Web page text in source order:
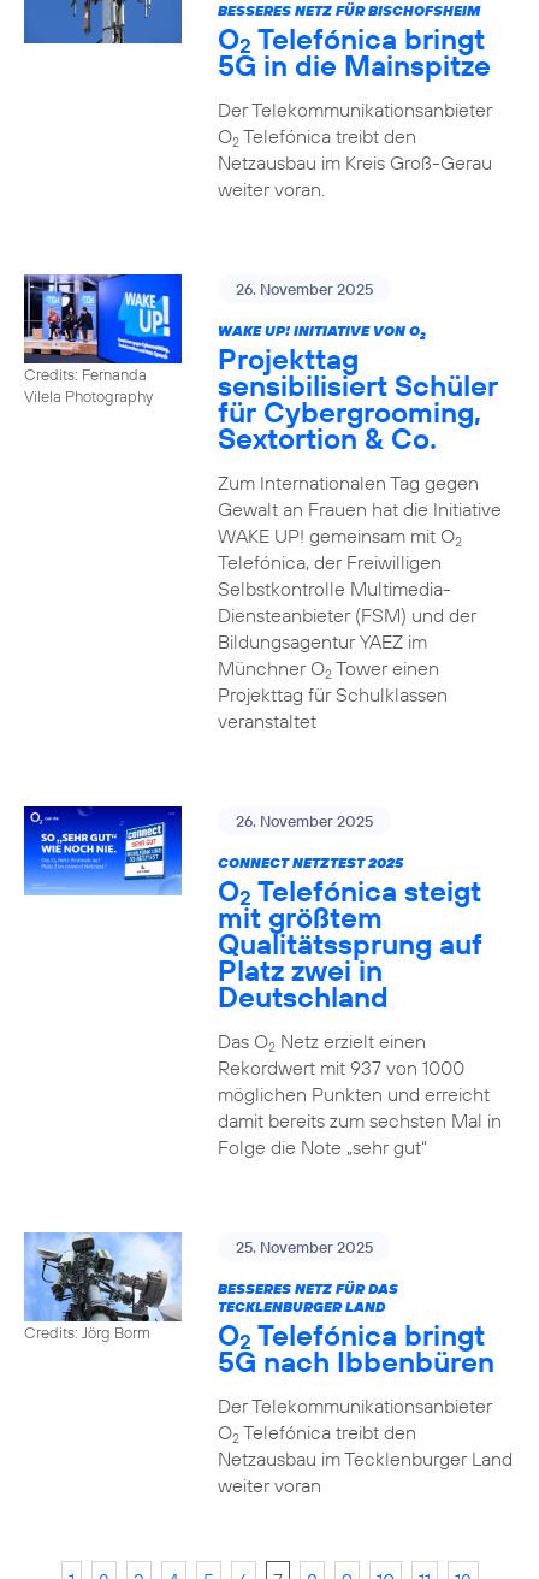
BESSERES NETZ FÜR BISCHOFSHEIM
O2 Telefónica bringt
5G in die Mainspitze
Der Telekommunikationsanbieter
O2Telefónica treibt den
Netzausbau im Kreis Groß-Gerau
weiter voran.
Credits: Fernanda
Vilela Photography
26. November 2025
WAKE UP! INITIATIVE VON O2
Projekttag
sensibilisiert Schüler
für Cybergrooming,
Sextortion & Co.
Zum Internationalen Tag gegen
Gewalt an Frauen hat die Initiative
WAKE UP! gemeinsam mit O2
Telefónica, der Freiwilligen
Selbstkontrolle Multimedia-
Diensteanbieter (FSM) und der
Bildungsagentur YAEZ im
Münchner O2Tower einen
Projekttag für Schulklassen
veranstaltet
26. November 2025
CONNECT NETZTEST 2025
O2 Telefónica steigt
mit größtem
Qualitätssprung auf
Platz zwei in
Deutschland
Das O2Netz erzielt einen
Rekordwert mit 937 von 1000
möglichen Punkten und erreicht
damit bereits zum sechsten Mal in
Folge die Note „sehr gut“
Credits: Jörg Borm
25. November 2025
BESSERES NETZ FÜR DAS
TECKLENBURGER LAND
O2 Telefónica bringt
5G nach Ibbenbüren
Der Telekommunikationsanbieter
O2Telefónica treibt den
Netzausbau im Tecklenburger Land
weiter voran